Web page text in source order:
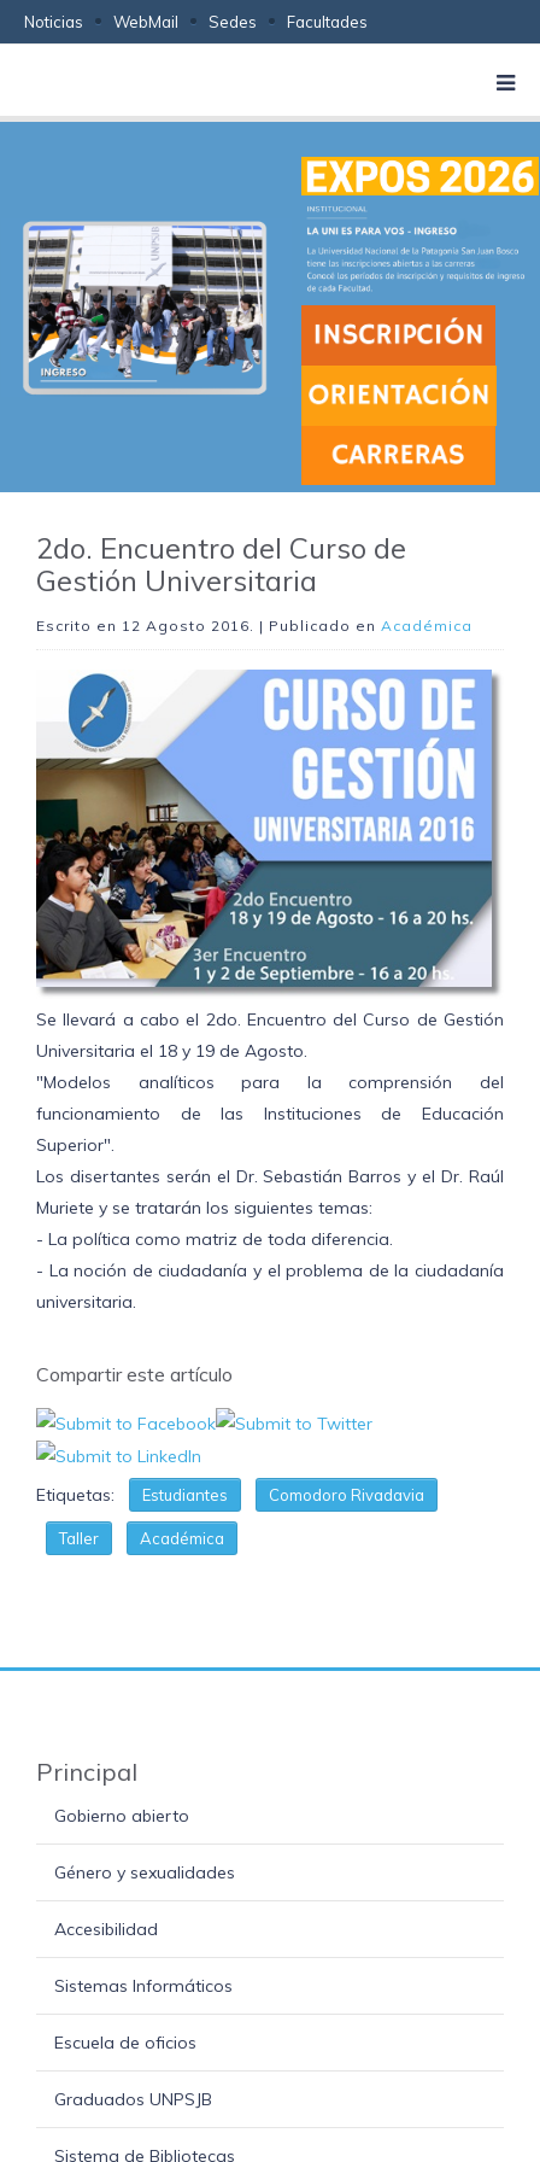
Noticias WebMail Sedes Facultades
2do. Encuentro del Curso de
Gestión Universitaria
Escrito en 12 Agosto 2016. | Publicado en Académica
Se llevará a cabo el 2do. Encuentro del Curso de Gestión
Universitaria el 18 y 19 de Agosto.
"Modelos analíticos para la comprensión del
funcionamiento de las Instituciones de Educación
Superior".
Los disertantes serán el Dr. Sebastián Barros y el Dr. Raúl
Muriete y se tratarán los siguientes temas:
- La política como matriz de toda diferencia.
- La noción de ciudadanía y el problema de la ciudadanía
universitaria.
Compartir este artículo
Etiquetas: Estudiantes Comodoro Rivadavia
Taller Académica
Principal
Gobierno abierto
Género y sexualidades
Accesibilidad
Sistemas Informáticos
Escuela de oficios
Graduados UNPSJB
Sistema de Bibliotecas